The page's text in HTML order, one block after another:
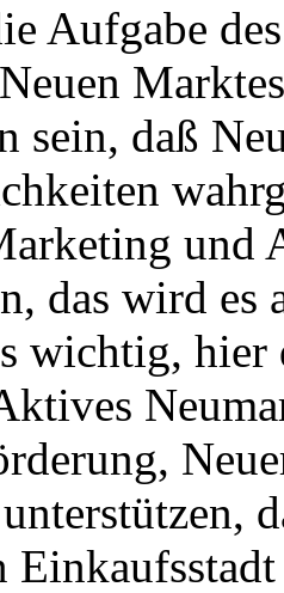
Aufgabe
sein, daß
und
das wird
wichtig,